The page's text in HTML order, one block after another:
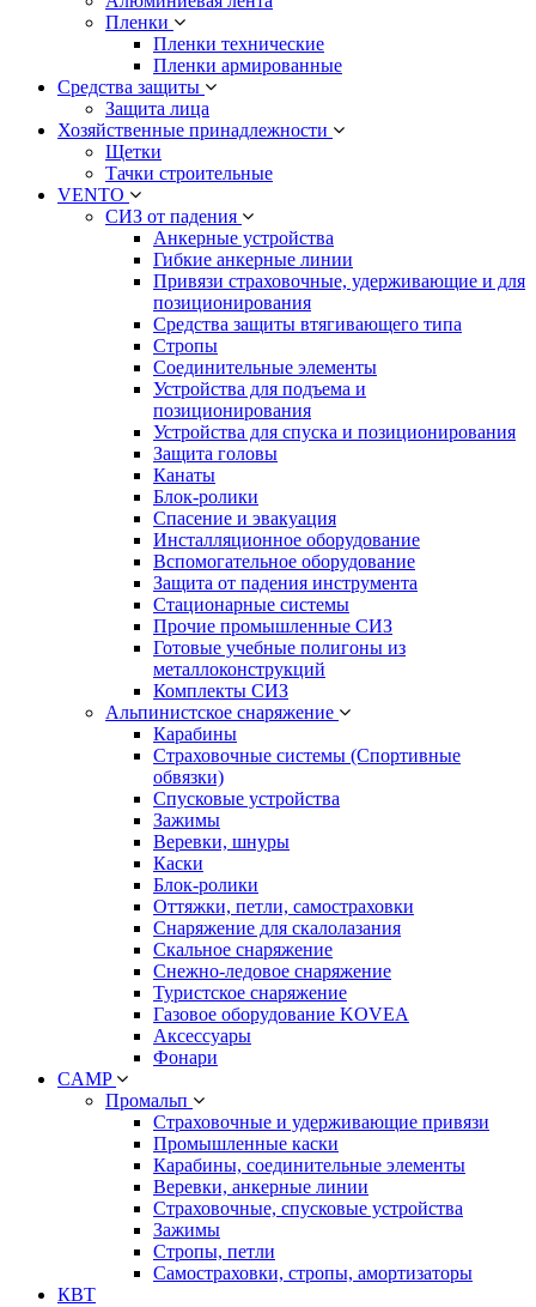
Пленки
Пленки технические
Пленки армированные
Средства защиты
Защита лица
Хозяйственные принадлежности
Щетки
Тачки строительные
VENTO
СИЗ от падения
Анкерные устройства
Гибкие анкерные линии
Привязи страховочные, удерживающие и для
позиционирования
Средства защиты втягивающего типа
Стропы
Соединительные элементы
Устройства для подъема и
позиционирования
Устройства для спуска и позиционирования
Защита головы
Канаты
Блок-ролики
Спасение и эвакуация
Инсталляционное оборудование
Вспомогательное оборудование
Защита от падения инструмента
Стационарные системы
Прочие промышленные СИЗ
Готовые учебные полигоны из
металлоконструкций
Комплекты СИЗ
Альпинистское снаряжение
Карабины
Страховочные системы (Спортивные
обвязки)
Спусковые устройства
Зажимы
Веревки, шнуры
Каски
Блок-ролики
Оттяжки, петли, самостраховки
Снаряжение для скалолазания
Скальное снаряжение
Снежно-ледовое снаряжение
Туристское снаряжение
Газовое оборудование KOVEA
Аксессуары
Фонари
CAMP
Промальп
Страховочные и удерживающие привязи
Промышленные каски
Карабины, соединительные элементы
Веревки, анкерные линии
Страховочные, спусковые устройства
Зажимы
Стропы, петли
Самостраховки, стропы, амортизаторы
КВТ